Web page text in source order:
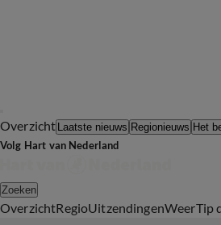
Overzicht Laatste nieuws Regionieuws Het
Volg Hart van Nederland
Zoeken
OverzichtRegioUitzendingenWeerTip